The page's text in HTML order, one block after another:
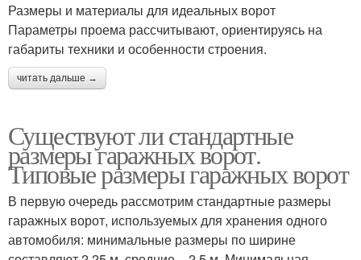
Размеры и материалы для идеальных ворот
Параметры проема рассчитывают, ориентируясь на
габариты техники и особенности строения.
читать дальше →
Существуют ли стандартные
размеры гаражных ворот.
Типовые размеры гаражных ворот
В первую очередь рассмотрим стандартные размеры
гаражных ворот, используемых для хранения одного
автомобиля: минимальные размеры по ширине